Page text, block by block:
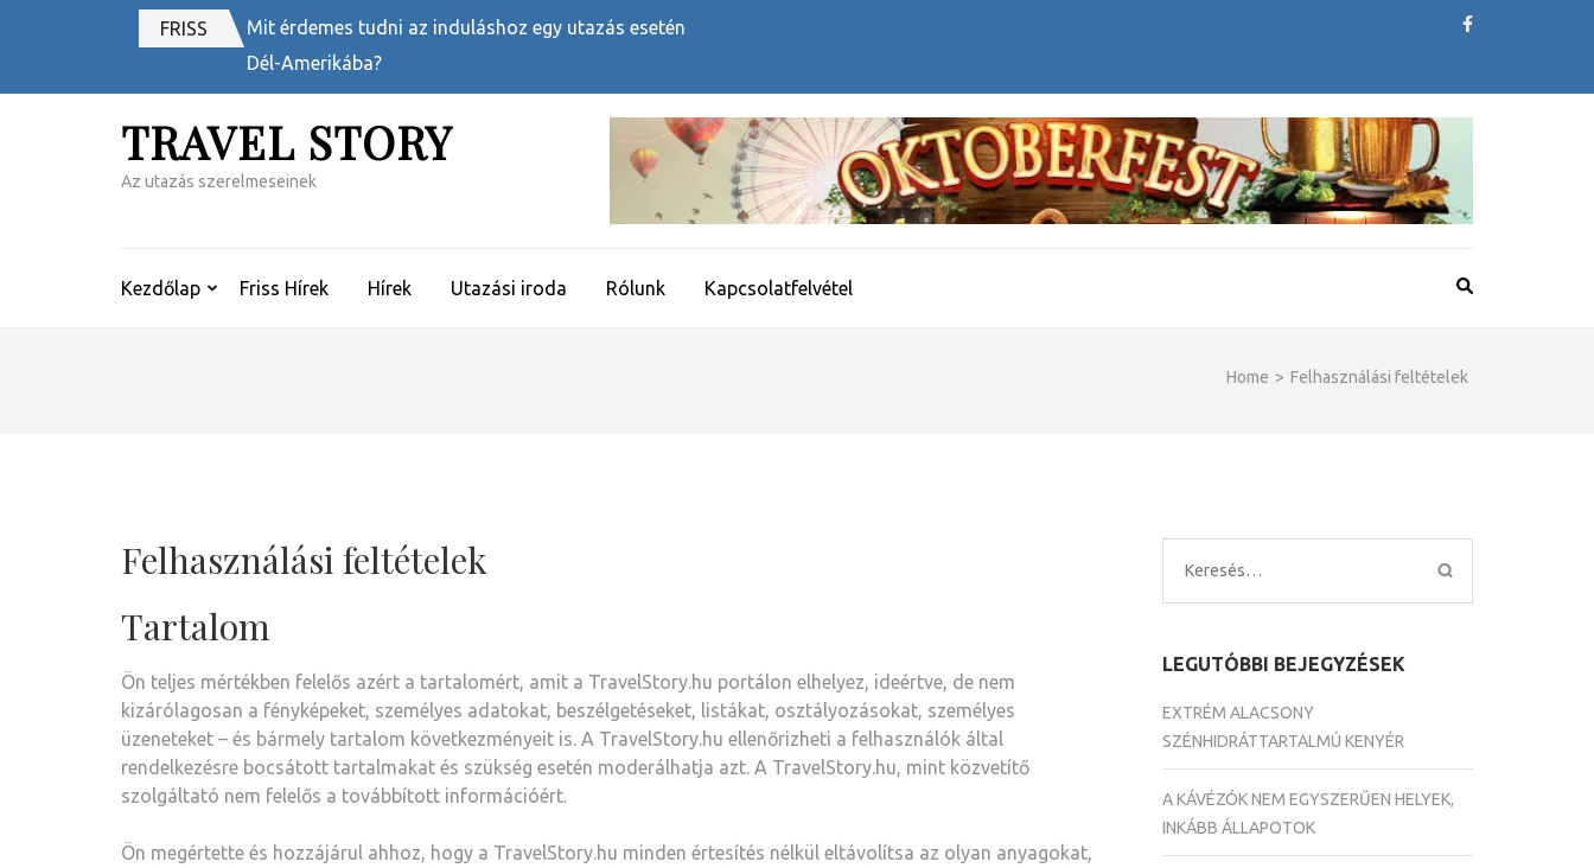
(Press
FRISS
Mit érdemes tudni az induláshoz egy utazás esetén
Dél-Amerikába?
TRAVEL STORY
Az utazás szerelmeseinek
Kezdőlap Friss Hírek Hírek Utazási iroda Rólunk Kapcsolatfelvétel
Home > Felhasználási feltételek
Felhasználási feltételek
Tartalom
Ön teljes mértékben felelős azért a tartalomért, amit a TravelStory.hu portálon elhelyez, ideértve, de nem
kizárólagosan a fényképeket, személyes adatokat, beszélgetéseket, listákat, osztályozásokat, személyes
üzeneteket – és bármely tartalom következményeit is. A TravelStory.hu ellenőrizheti a felhasználók által
rendelkezésre bocsátott tartalmakat és szükség esetén moderálhatja azt. A TravelStory.hu, mint közvetítő
szolgáltató nem felelős a továbbított információért.
Ön megértette és hozzájárul ahhoz, hogy a TravelStory.hu minden értesítés nélkül eltávolítsa az olyan anyagokat,
Keresés:
LEGUTÓBBI BEJEGYZÉSEK
EXTRÉM ALACSONY
SZÉNHIDRÁTTARTALMÚ KENYÉR
A KÁVÉZÓK NEM EGYSZERŰEN HELYEK,
INKÁBB ÁLLAPOTOK